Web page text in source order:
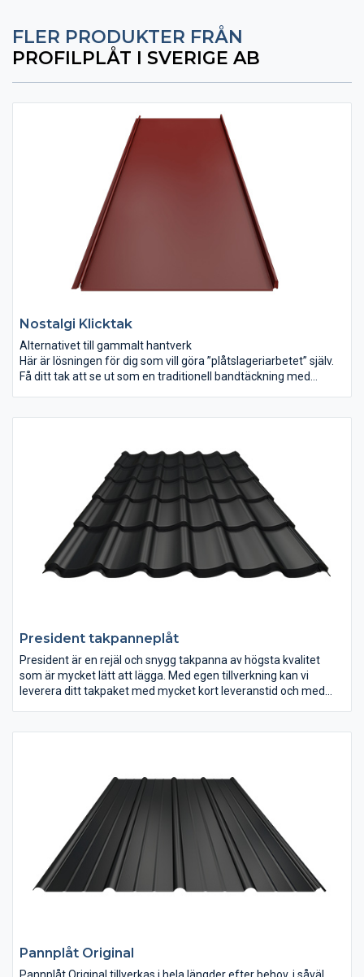
FLER PRODUKTER FRÅN
PROFILPLÅT I SVERIGE AB
Nostalgi Klicktak
Alternativet till gammalt hantverk
Här är lösningen för dig som vill göra ”plåtslageriarbetet” själv.
Få ditt tak att se ut som en traditionell bandtäckning med
President takpanneplåt
President är en rejäl och snygg takpanna av högsta kvalitet
som är mycket lätt att lägga. Med egen tillverkning kan vi
leverera ditt takpaket med mycket kort leveranstid och med
– Täckande bredd: 1050 mm.
Pannplåt Original
Pannplåt Original tillverkas i hela längder efter behov, i såväl